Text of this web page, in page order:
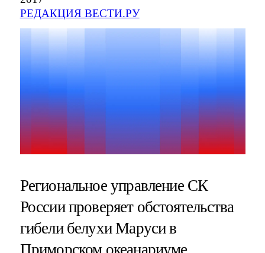
РЕДАКЦИЯ ВЕСТИ.РУ
Региональное управление СК
России проверяет обстоятельства
гибели белухи Маруси в